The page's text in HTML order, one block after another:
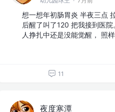
想一想年初肠胃炎 半夜三点
后醒了叫了120 把我接到医
人挣扎中还是没能觉醒， 照
11
夜度寒潭